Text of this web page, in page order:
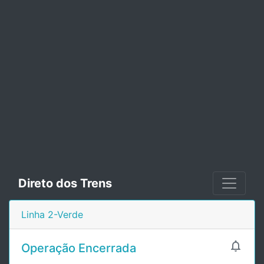
Direto dos Trens
Linha 2-Verde

Operação Encerrada